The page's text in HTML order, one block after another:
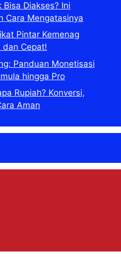
Diakses? Ini
Cara Mengatasinya
Pintar Kemenag
dan Cepat!
Panduan Monetisasi
hingga Pro
Rupiah? Konversi,
Aman